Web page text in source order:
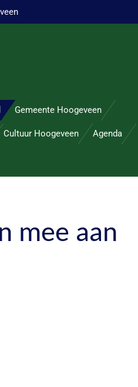
Gemeente Hoogeveen
Cultuur Hoogeveen Agenda
mee aan